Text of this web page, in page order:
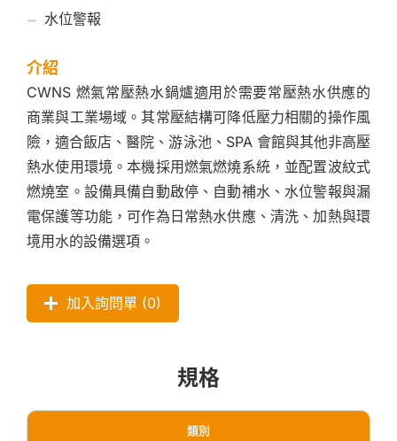
水位警報
介紹
CWNS 燃氣常壓熱水鍋爐適用於需要常壓熱水供應的
商業與工業場域。其常壓結構可降低壓力相關的操作風
險，適合飯店、醫院、游泳池、SPA 會館與其他非高壓
熱水使用環境。本機採用燃氣燃燒系統，並配置波紋式
燃燒室。設備具備自動啟停、自動補水、水位警報與漏
電保護等功能，可作為日常熱水供應、清洗、加熱與環
境用水的設備選項。
加入詢問單 (0)
規格